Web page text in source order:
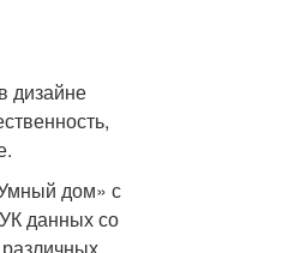
дизайне
дом» с
данных со